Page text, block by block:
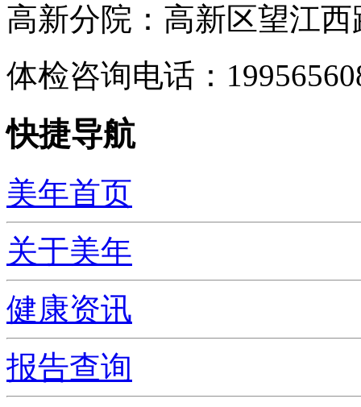
高新分院：高新区望江
体检咨询电话：
快捷导航
美年首页
关于美年
健康资讯
报告查询